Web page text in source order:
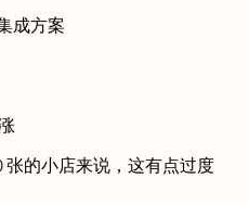
成方案
张的小店来说，这有点过度